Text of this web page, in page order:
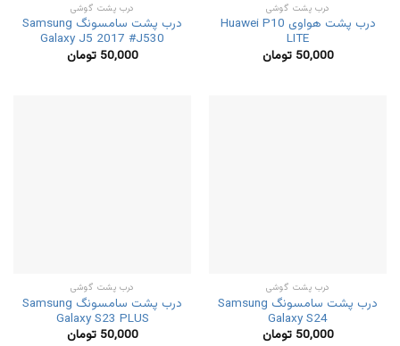
درب پشت گوشی
درب پشت هواوی Huawei P10
LITE
50,000 تومان
درب پشت گوشی
درب پشت سامسونگ Samsung
Galaxy J5 2017 #J530
50,000 تومان
درب پشت گوشی
درب پشت سامسونگ Samsung
Galaxy S24
50,000 تومان
درب پشت گوشی
درب پشت سامسونگ Samsung
Galaxy S23 PLUS
50,000 تومان